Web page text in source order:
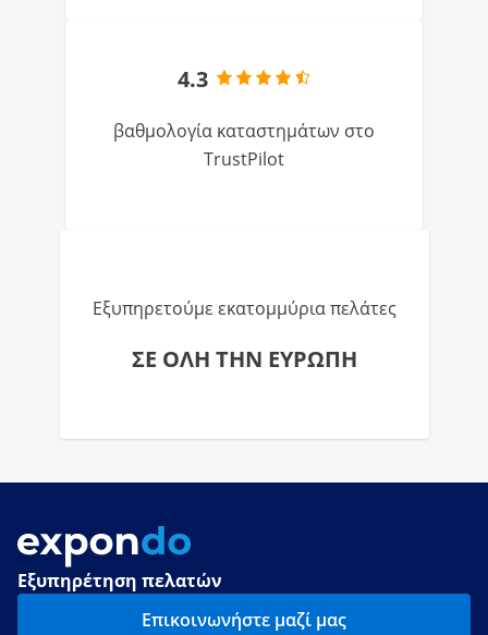
4.3
βαθμολογία καταστημάτων στο
TrustPilot
Εξυπηρετούμε εκατομμύρια πελάτες
ΣΕ ΟΛΗ ΤΗΝ ΕΥΡΩΠΗ
Εξυπηρέτηση πελατών
Επικοινωνήστε μαζί μας